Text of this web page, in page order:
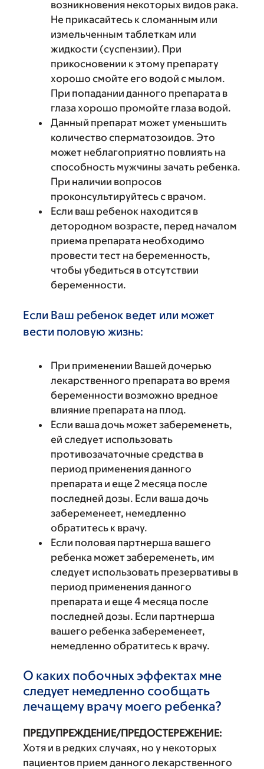
возникновения некоторых видов рака.
Не прикасайтесь к сломанным или
измельченным таблеткам или
жидкости (суспензии). При
прикосновении к этому препарату
хорошо смойте его водой с мылом.
При попадании данного препарата в
глаза хорошо промойте глаза водой.
Данный препарат может уменьшить
количество сперматозоидов. Это
может неблагоприятно повлиять на
способность мужчины зачать ребенка.
При наличии вопросов
проконсультируйтесь с врачом.
Если ваш ребенок находится в
детородном возрасте, перед началом
приема препарата необходимо
провести тест на беременность,
чтобы убедиться в отсутствии
беременности.
Если Ваш ребенок ведет или может
вести половую жизнь:
При применении Вашей дочерью
лекарственного препарата во время
беременности возможно вредное
влияние препарата на плод.
Если ваша дочь может забеременеть,
ей следует использовать
противозачаточные средства в
период применения данного
препарата и еще 2 месяца после
последней дозы. Если ваша дочь
забеременеет, немедленно
обратитесь к врачу.
Если половая партнерша вашего
ребенка может забеременеть, им
следует использовать презервативы в
период применения данного
препарата и еще 4 месяца после
последней дозы. Если партнерша
вашего ребенка забеременеет,
немедленно обратитесь к врачу.
О каких побочных эффектах мне
следует немедленно сообщать
лечащему врачу моего ребенка?
ПРЕДУПРЕЖДЕНИЕ/ПРЕДОСТЕРЕЖЕНИЕ:
Хотя и в редких случаях, но у некоторых
пациентов прием данного лекарственного